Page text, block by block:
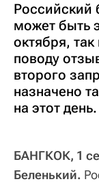
Российский
может быть
октября,
поводу
второго
назначено
на этот день.
БАНГКОК, 1
Беленький.